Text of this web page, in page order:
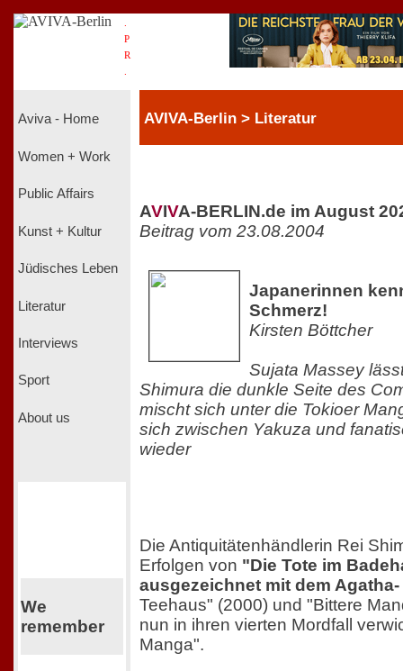
P
R
Aviva - Home
Women + Work
Public Affairs
Kunst + Kultur
Jüdisches Leben
Literatur
Interviews
Sport
About us
We
remember
AVIVA-Berlin > Literatur
AVIVA-BERLIN.de im August
Beitrag vom 23.08.2004
Japanerinnen
Schmerz!
Kirsten Böttcher
Sujata Massey
Shimura die dunkle Seite des
mischt sich unter die Tokioer
sich zwischen Yakuza und
wieder
Die Antiquitätenhändlerin Rei
Erfolgen von "Die Tote im
ausgezeichnet mit dem Agatha-
Teehaus" (2000) und "Bittere
nun in ihren vierten Mordfall
Manga".